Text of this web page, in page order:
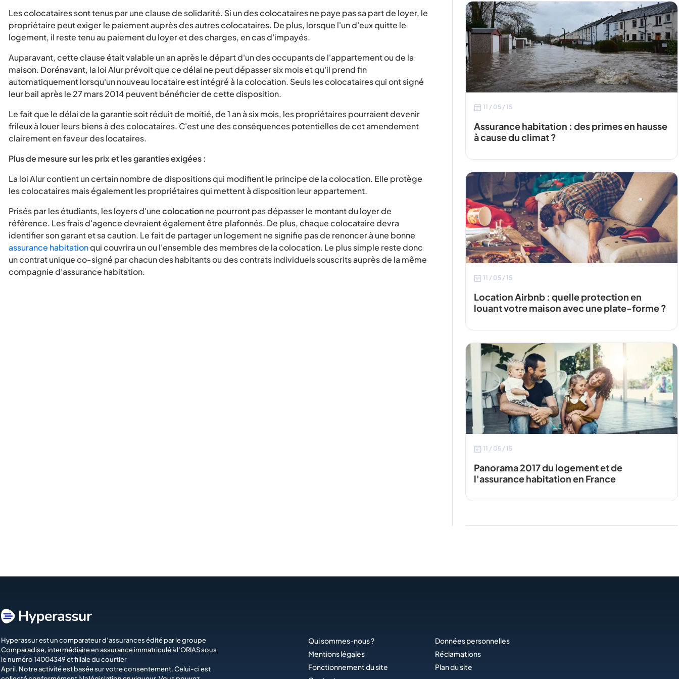
Les colocataires sont tenus par une clause de solidarité. Si un des colocataires ne paye pas sa part de loyer, le
propriétaire peut exiger le paiement auprès des autres colocataires. De plus, lorsque l'un d'eux quitte le
logement, il reste tenu au paiement du loyer et des charges, en cas d'impayés.
Auparavant, cette clause était valable un an après le départ d'un des occupants de l'appartement ou de la
maison. Dorénavant, la loi Alur prévoit que ce délai ne peut dépasser six mois et qu'il prend fin
automatiquement lorsqu'un nouveau locataire est intégré à la colocation. Seuls les colocataires qui ont signé
leur bail après le 27 mars 2014 peuvent bénéficier de cette disposition.
Le fait que le délai de la garantie soit réduit de moitié, de 1 an à six mois, les propriétaires pourraient devenir
frileux à louer leurs biens à des colocataires. C'est une des conséquences potentielles de cet amendement
clairement en faveur des locataires.
Plus de mesure sur les prix et les garanties exigées :
La loi Alur contient un certain nombre de dispositions qui modifient le principe de la colocation. Elle protège
les colocataires mais également les propriétaires qui mettent à disposition leur appartement.
Prisés par les étudiants, les loyers d'unecolocationne pourront pas dépasser le montant du loyer de
référence. Les frais d'agence devraient également être plafonnés. De plus, chaque colocataire devra
identifier son garant et sa caution. Le fait de partager un logement ne signifie pas de renoncer à une bonne
assurance habitationqui couvrira un ou l'ensemble des membres de la colocation. Le plus simple reste donc
un contrat unique co-signé par chacun des habitants ou des contrats individuels souscrits auprès de la même
compagnie d'assurance habitation.
11 / 05 / 15
Assurance habitation : des primes en hausse
à cause du climat ?
11 / 05 / 15
Location Airbnb : quelle protection en
louant votre maison avec une plate-forme ?
11 / 05 / 15
Panorama 2017 du logement et de
l'assurance habitation en France
Hyperassur est un comparateur d’assurances édité par le groupe
Comparadise, intermédiaire en assurance immatriculé à l’ORIAS sous
le numéro 14004349 et filiale du courtier
April. Notre activité est basée sur votre consentement. Celui-ci est
Qui sommes-nous ?
Mentions légales
Fonctionnement du site
Données personnelles
Réclamations
Plan du site